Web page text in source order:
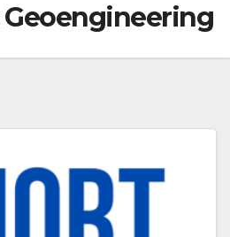
Geoengineering